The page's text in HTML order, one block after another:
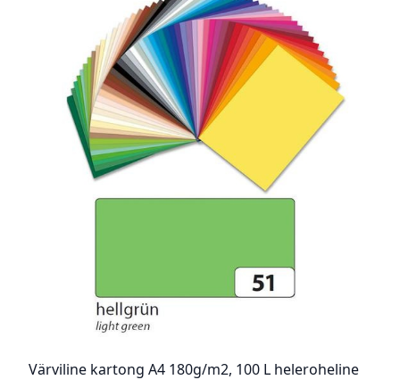
Värviline kartong A4 180g/m2, 100 L heleroheline